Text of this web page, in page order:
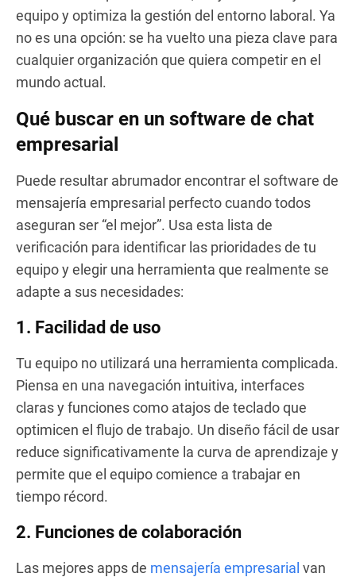
equipo y optimiza la gestión del entorno laboral. Ya
no es una opción: se ha vuelto una pieza clave para
cualquier organización que quiera competir en el
mundo actual.
Qué buscar en un software de chat
empresarial
Puede resultar abrumador encontrar el software de
mensajería empresarial perfecto cuando todos
aseguran ser “el mejor”. Usa esta lista de
verificación para identificar las prioridades de tu
equipo y elegir una herramienta que realmente se
adapte a sus necesidades:
1. Facilidad de uso
Tu equipo no utilizará una herramienta complicada.
Piensa en una navegación intuitiva, interfaces
claras y funciones como atajos de teclado que
optimicen el flujo de trabajo. Un diseño fácil de usar
reduce significativamente la curva de aprendizaje y
permite que el equipo comience a trabajar en
tiempo récord.
2. Funciones de colaboración
Las mejores apps de mensajería empresarial van